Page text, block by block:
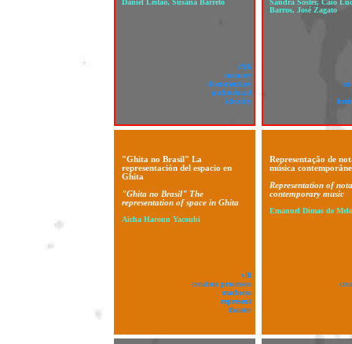
Daniel Leitão, Susana Barreto
v!16
memory
documentary
audiovisual
identity
Sandra Soster, Caio
Barros, José Zagato
"Ghita no Brasil" La
representación del espacio en
Ghita
"Ghita no Brasil" The
representation of space in Ghita
Aicha Haroun Yacoubi
v!8
creation processes
madness
represent
theater
Representação de
música
Representation of
contemporary music
Emanuel Dimas de